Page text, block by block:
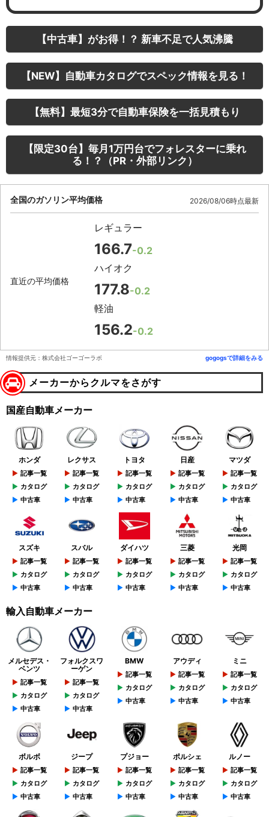
【中古車】がお得！？ 新車不足で人気沸騰
【NEW】自動車カタログでスペック情報を見る！
【無料】最短3分で自動車保険を一括見積もり
【限定30台】毎月1万円台でフォレスターに乗れ
る！？（PR・外部リンク）
全国のガソリン平均価格 2026/08/06時点最新
直近の平均価格
レギュラー
166.7-0.2
ハイオク
177.8-0.2
軽油
156.2-0.2
情報提供元：株式会社ゴーゴーラボ gogogsで詳細をみる
メーカーからクルマをさがす
国産自動車メーカー
ホンダ
記事一覧
カタログ
中古車
レクサス
記事一覧
カタログ
中古車
トヨタ
記事一覧
カタログ
中古車
日産
記事一覧
カタログ
中古車
マツダ
記事一覧
カタログ
中古車
スズキ
記事一覧
カタログ
中古車
スバル
記事一覧
カタログ
中古車
ダイハツ
記事一覧
カタログ
中古車
三菱
記事一覧
カタログ
中古車
光岡
記事一覧
カタログ
中古車
輸入自動車メーカー
メルセデス・
ベンツ
記事一覧
カタログ
中古車
フォルクスワ
ーゲン
記事一覧
カタログ
中古車
BMW
記事一覧
カタログ
中古車
アウディ
記事一覧
カタログ
中古車
ミニ
記事一覧
カタログ
中古車
ボルボ
記事一覧
カタログ
中古車
ジープ
記事一覧
カタログ
中古車
プジョー
記事一覧
カタログ
中古車
ポルシェ
記事一覧
カタログ
中古車
ルノー
記事一覧
カタログ
中古車